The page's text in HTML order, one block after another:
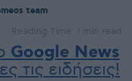
team
Reading Time: 1 min read
Google News
τις ειδήσεις!